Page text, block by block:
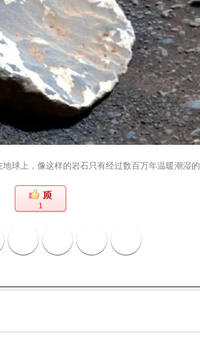
球上，像这样的岩石只有经过数百万年温暖潮湿
1